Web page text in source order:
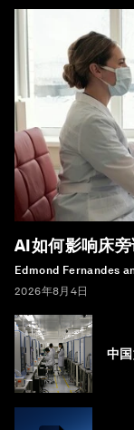
AI如何影响床
Edmond Fernandes
2026年8月4日
中